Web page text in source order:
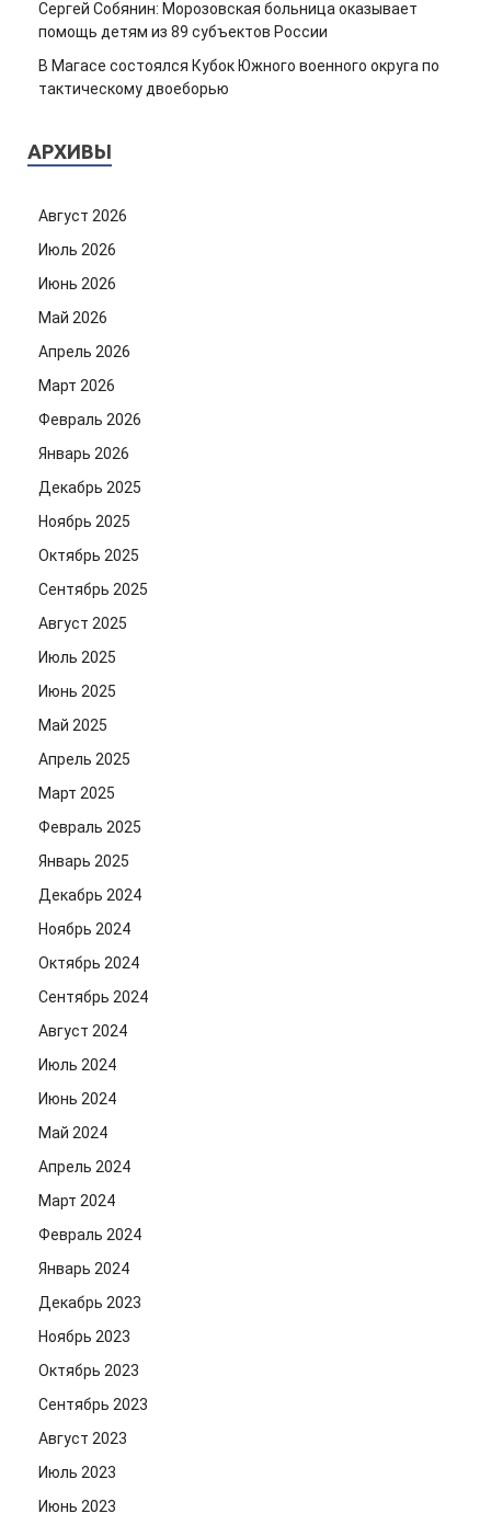
Сергей Собянин: Морозовская больница оказывает
помощь детям из 89 субъектов России
В Магасе состоялся Кубок Южного военного округа по
тактическому двоеборью
АРХИВЫ
Август 2026
Июль 2026
Июнь 2026
Май 2026
Апрель 2026
Март 2026
Февраль 2026
Январь 2026
Декабрь 2025
Ноябрь 2025
Октябрь 2025
Сентябрь 2025
Август 2025
Июль 2025
Июнь 2025
Май 2025
Апрель 2025
Март 2025
Февраль 2025
Январь 2025
Декабрь 2024
Ноябрь 2024
Октябрь 2024
Сентябрь 2024
Август 2024
Июль 2024
Июнь 2024
Май 2024
Апрель 2024
Март 2024
Февраль 2024
Январь 2024
Декабрь 2023
Ноябрь 2023
Октябрь 2023
Сентябрь 2023
Август 2023
Июль 2023
Июнь 2023